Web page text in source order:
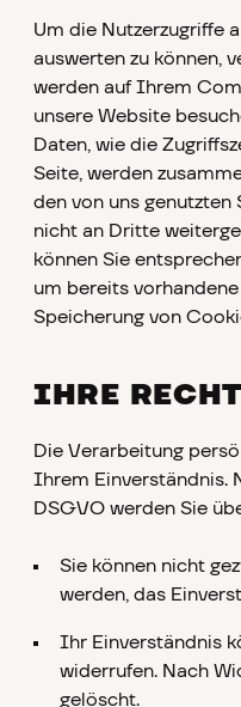
Um die Nutzerzugriffe
auswerten zu können,
werden auf Ihrem
unsere Website
Daten, wie die
Seite, werden
den von uns genutzten
nicht an Dritte
können Sie
um bereits
Speicherung von
IHRE
Die Verarbeitung
Ihrem Einverständnis.
DSGVO werden Sie
Sie können nicht
werden, das
Ihr Einverständnis
widerrufen. Nach
gelöscht.